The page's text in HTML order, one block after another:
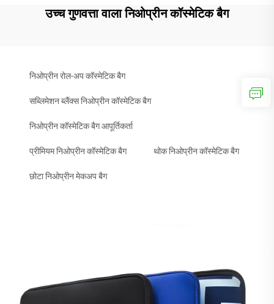
उच्च गुणवत्ता वाला निओप्रीन कॉस्मेटिक बैग
निओप्रीन रोल-अप कॉस्मेटिक बैग
सब्लिमेशन ब्लैंक्स निओप्रीन कॉस्मेटिक बैग
निओप्रीन कॉस्मेटिक बैग आपूर्तिकर्ता
प्रीमियम निओप्रीन कॉस्मेटिक बैग थोक निओप्रीन कॉस्मेटिक बैग
छोटा निओप्रीन मेकअप बैग